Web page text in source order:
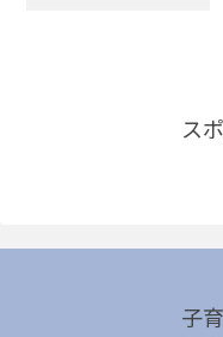
ス
子